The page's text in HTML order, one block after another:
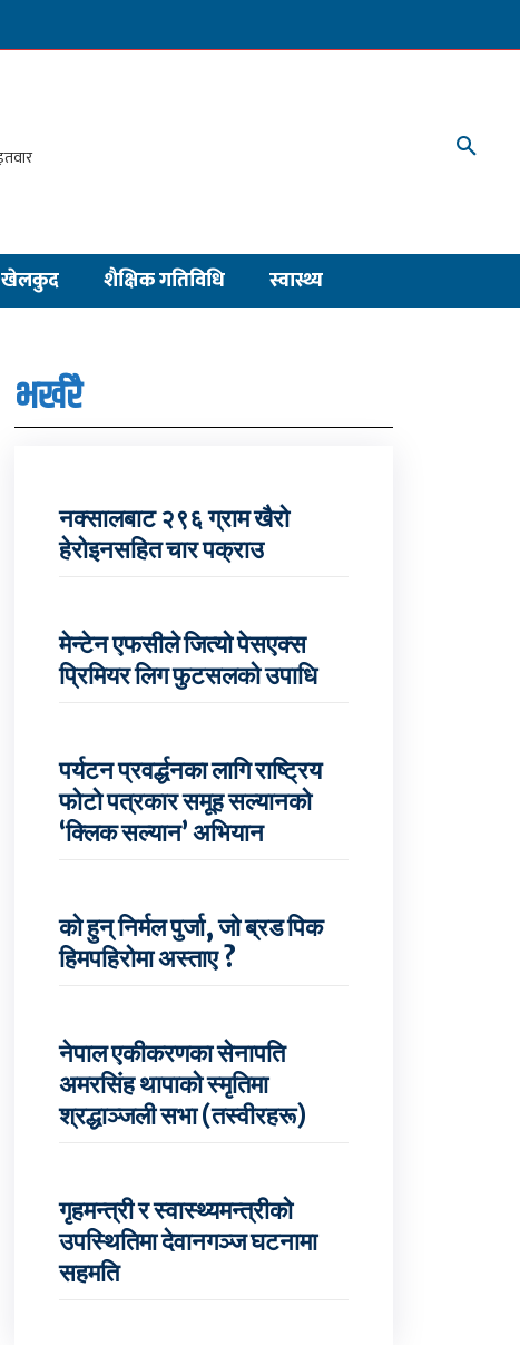
खेलकुद शैक्षिक गतिविधि स्वास्थ्य
भर्खरै
नक्सालबाट २९६ ग्राम खैरो
हेरोइनसहित चार पक्राउ
मेन्टेन एफसीले जित्यो पेसएक्स
प्रिमियर लिग फुटसलको उपाधि
पर्यटन प्रवर्द्धनका लागि राष्ट्रिय
फोटो पत्रकार समूह सल्यानको
‘क्लिक सल्यान’ अभियान
को हुन् निर्मल पुर्जा, जो ब्रड पिक
हिमपहिरोमा अस्ताए ?
नेपाल एकीकरणका सेनापति
अमरसिंह थापाको स्मृतिमा
श्रद्धाञ्जली सभा (तस्वीरहरू)
गृहमन्त्री र स्वास्थ्यमन्त्रीको
उपस्थितिमा देवानगञ्ज घटनामा
सहमति